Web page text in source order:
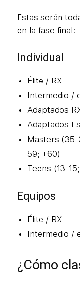
Estas serán
en la fase final:
Individual
Élite / RX
Intermedio /
Adaptados
Adaptados
Masters
59; +60)
Teens (13-
Equipos
Élite / RX
Intermedio /
¿Cómo